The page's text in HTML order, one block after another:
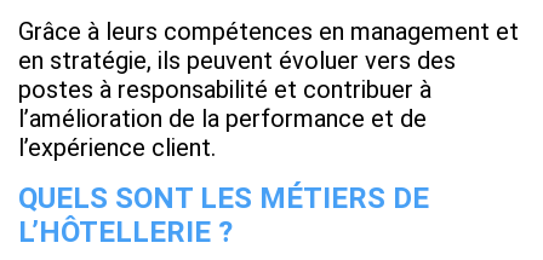
Grâce à leurs compétences en management et
en stratégie, ils peuvent évoluer vers des
postes à responsabilité et contribuer à
l’amélioration de la performance et de
l’expérience client.
QUELS SONT LES MÉTIERS DE
L’HÔTELLERIE ?